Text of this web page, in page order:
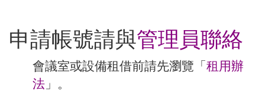
申請帳號請與管理員聯絡
會議室或設備租借前請先瀏覽「 租用辦
法 」。